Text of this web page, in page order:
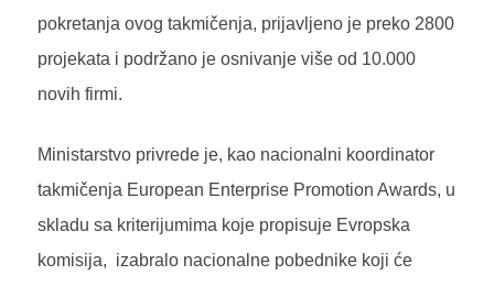
pokretanja ovog takmičenja, prijavljeno je preko 2800
projekata i podržano je osnivanje više od 10.000
novih firmi.
Ministarstvo privrede je, kao nacionalni koordinator
takmičenja European Enterprise Promotion Awards, u
skladu sa kriterijumima koje propisuje Evropska
komisija, izabralo nacionalne pobednike koji će